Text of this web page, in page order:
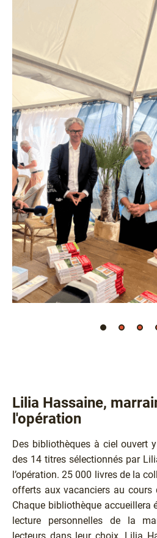
Lilia Hassaine,
l'opération
Des bibliothèques à ciel ouvert
des 14 titres sélectionnés par
l’opération. 25 000 livres de la
offerts aux vacanciers au cours
Chaque bibliothèque accueillera
lecture personnelles de la